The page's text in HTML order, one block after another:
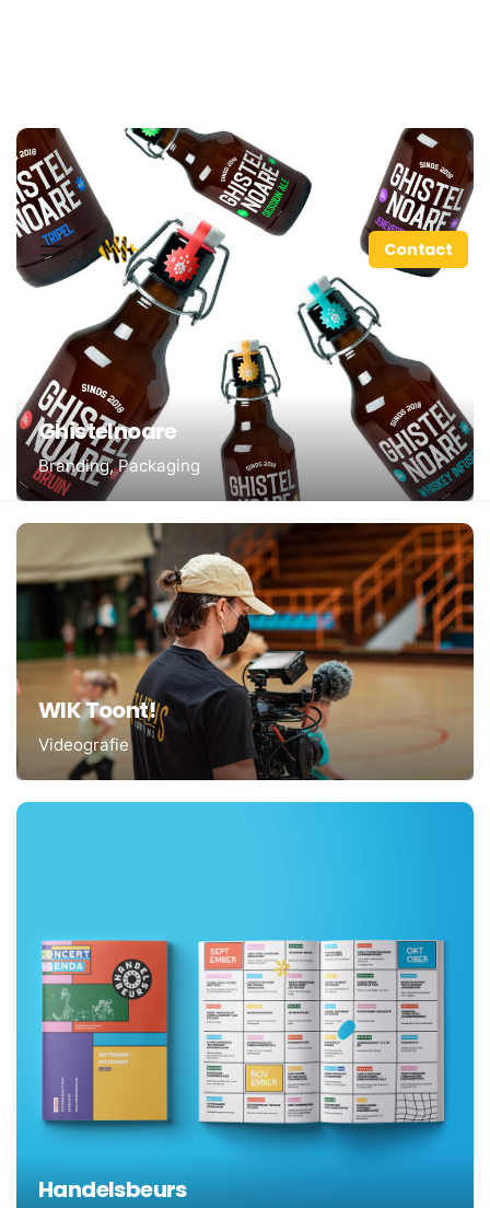
Contact
Ghistelnoare
Branding Packaging
WIK Toont!
Videografie
Handelsbeurs